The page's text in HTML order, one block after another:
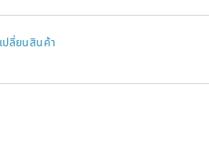
ปลี่ยนสินค้า